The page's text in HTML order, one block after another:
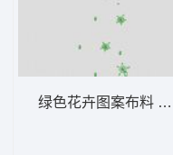
绿色花卉图案布料 植